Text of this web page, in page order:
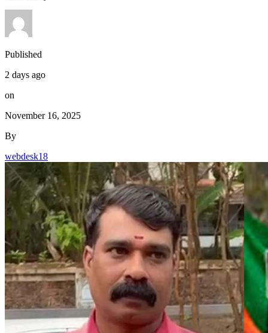
Published
2 days ago
on
November 16, 2025
By
webdesk18